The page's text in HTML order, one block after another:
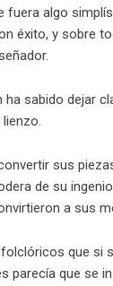
algo
éxito, y sobre
sabido dejar
sus
de su
a sus
que si
parecía que se